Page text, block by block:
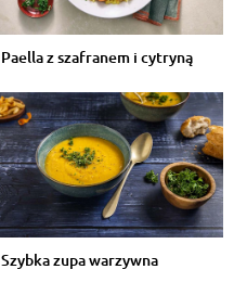
Paella z szafranem i cytryną
Szybka zupa warzywna